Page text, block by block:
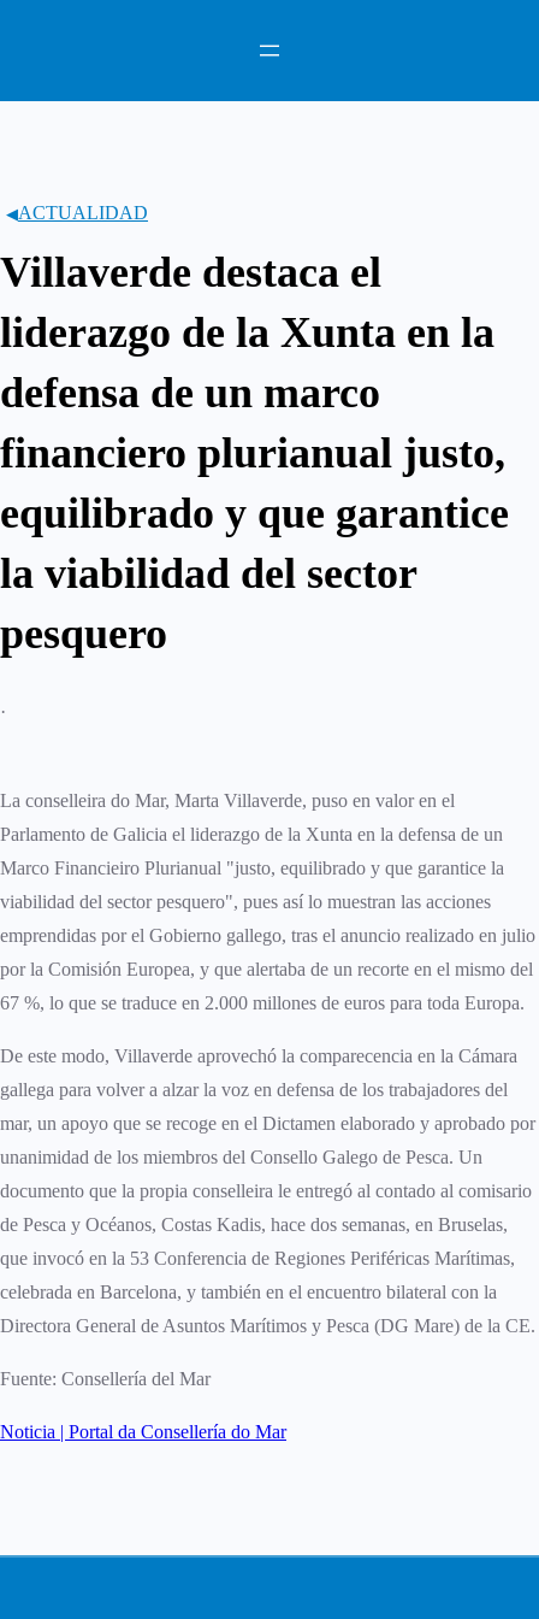
ACTUALIDAD
Villaverde destaca el
liderazgo de la Xunta en la
defensa de un marco
financiero plurianual justo,
equilibrado y que garantice
la viabilidad del sector
pesquero
·
La conselleira do Mar, Marta Villaverde, puso en valor en el
Parlamento de Galicia el liderazgo de la Xunta en la defensa de un
Marco Financieiro Plurianual "justo, equilibrado y que garantice la
viabilidad del sector pesquero", pues así lo muestran las acciones
emprendidas por el Gobierno gallego, tras el anuncio realizado en julio
por la Comisión Europea, y que alertaba de un recorte en el mismo del
67 %, lo que se traduce en 2.000 millones de euros para toda Europa.
De este modo, Villaverde aprovechó la comparecencia en la Cámara
gallega para volver a alzar la voz en defensa de los trabajadores del
mar, un apoyo que se recoge en el Dictamen elaborado y aprobado por
unanimidad de los miembros del Consello Galego de Pesca. Un
documento que la propia conselleira le entregó al contado al comisario
de Pesca y Océanos, Costas Kadis, hace dos semanas, en Bruselas,
que invocó en la 53 Conferencia de Regiones Periféricas Marítimas,
celebrada en Barcelona, y también en el encuentro bilateral con la
Directora General de Asuntos Marítimos y Pesca (DG Mare) de la CE.
Fuente: Consellería del Mar
Noticia | Portal da Consellería do Mar